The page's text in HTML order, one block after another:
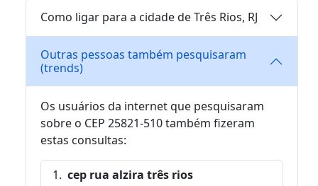
Como ligar para a cidade de Três Rios, RJ
Outras pessoas também pesquisaram
(trends)
Os usuários da internet que pesquisaram
sobre o CEP 25821-510 também fizeram
estas consultas:
cep rua alzira três rios